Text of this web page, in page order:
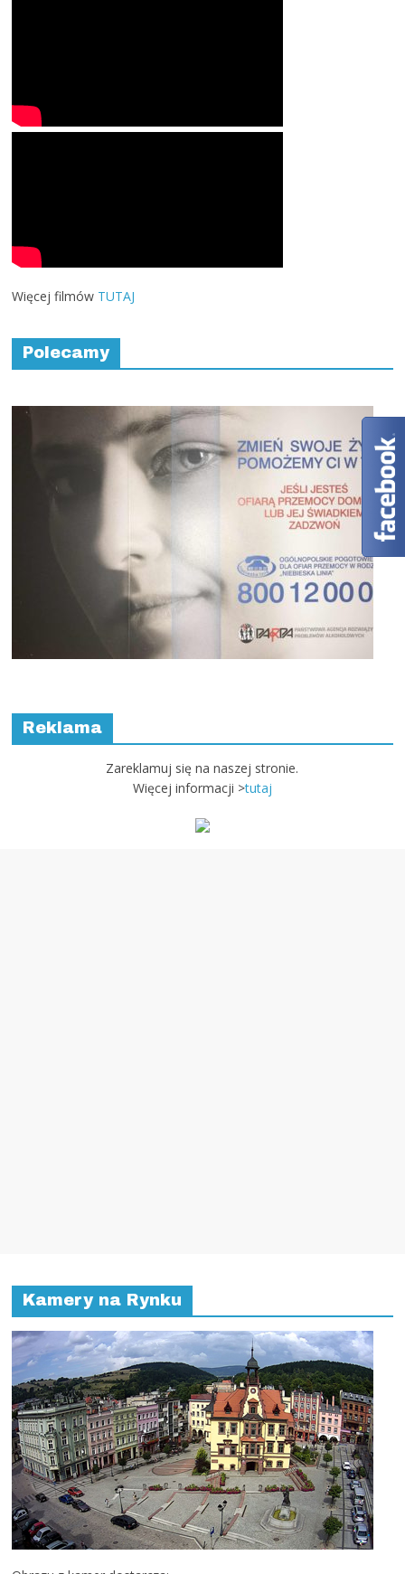
Więcej filmów TUTAJ
Polecamy
Reklama
Zareklamuj się na naszej stronie.
Więcej informacji >tutaj
Kamery na Rynku